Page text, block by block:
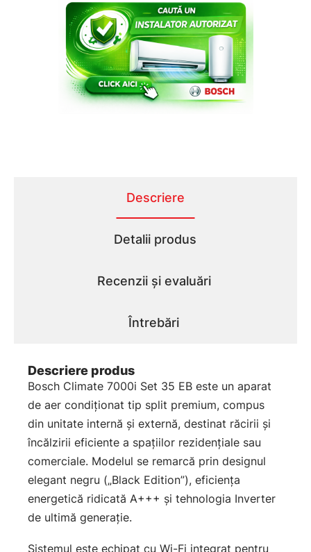
Descriere
Detalii produs
Recenzii și evaluări
Întrebări
Descriere produs
Bosch Climate 7000i Set 35 EB este un aparat
de aer condiționat tip split premium, compus
din unitate internă și externă, destinat răcirii și
încălzirii eficiente a spațiilor rezidențiale sau
comerciale. Modelul se remarcă prin designul
elegant negru („Black Edition”), eficiența
energetică ridicată A+++ și tehnologia Inverter
de ultimă generație.
Sistemul este echipat cu Wi-Fi integrat pentru